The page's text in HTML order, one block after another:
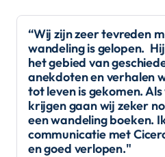
“Wij zijn zeer tevreden
wandeling is gelopen.
het gebied van
anekdoten en verhalen
tot leven is gekomen.
krijgen gaan wij zeker
een wandeling boeken.
communicatie met
en goed verlopen."